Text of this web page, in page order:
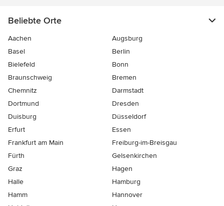
Beliebte Orte
Aachen
Augsburg
Basel
Berlin
Bielefeld
Bonn
Braunschweig
Bremen
Chemnitz
Darmstadt
Dortmund
Dresden
Duisburg
Düsseldorf
Erfurt
Essen
Frankfurt am Main
Freiburg-im-Breisgau
Fürth
Gelsenkirchen
Graz
Hagen
Halle
Hamburg
Hamm
Hannover